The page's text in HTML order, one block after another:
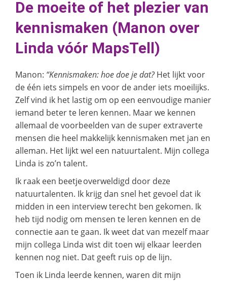
De moeite of het plezier van
kennismaken (Manon over
Linda vóór MapsTell)
Manon: “Kennismaken:hoe doe je dat? Het lijkt voor
de één iets simpels en voor de ander iets moeilijks.
Zelf vind ik het lastig om op een eenvoudige manier
iemand beter te leren kennen. Maar we kennen
allemaal de voorbeelden van de super extraverte
mensen die heel makkelijk kennismaken met jan en
alleman. Het lijkt wel een natuurtalent. Mijn collega
Linda is zo’n talent.
Ik raak een beetje overweldigd door deze
natuurtalenten. Ik krijg dan snel het gevoel dat ik
midden in een interview terecht ben gekomen. Ik
heb tijd nodig om mensen te leren kennen en de
connectie aan te gaan. Ik weet dat van mezelf maar
mijn collega Linda wist dit toen wij elkaar leerden
kennen nog niet. Dat geeft ruis op de lijn.
Toen ik Linda leerde kennen, waren dit mijn